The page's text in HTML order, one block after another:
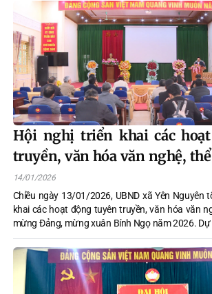
Hội nghị triển khai các
truyền, văn hóa văn nghệ, thể
mừng Đảng, mừng xuân
2026
14/01/2026
Chiều ngày 13/01/2026, UBND xã Yên Nguyên
khai các hoạt động tuyên truyền, văn hóa văn
mừng Đảng, mừng xuân Bính Ngọ năm 2026. Dự
chí: Hà Thị Thảo, Phó Bí thư Thường trực Đảng
Phó Bí thư Đảng uỷ, Chủ tịch UBND xã; lãnh
đơn vị, trường học, trưởng thôn trên địa bàn xã.